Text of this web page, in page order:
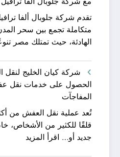
تقدم شركة جلوبال ألفا
متكاملة تجمع بين سحر
الهادئة، حيث تمتلك مصر
شركة كيان الخليج
الحصول على خدمات نقل
المفاجآت
تُعد عملية نقل العفش من
قلقًا للكثير من الأشخاص،
جديد أو… اقرأ المزيد